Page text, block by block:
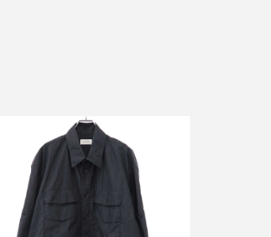
ルメール 25SS UTILITY SHIRT ショー
トスリーブユーティリティーシャツ
SH1146 LF1399
買取金額15,000円